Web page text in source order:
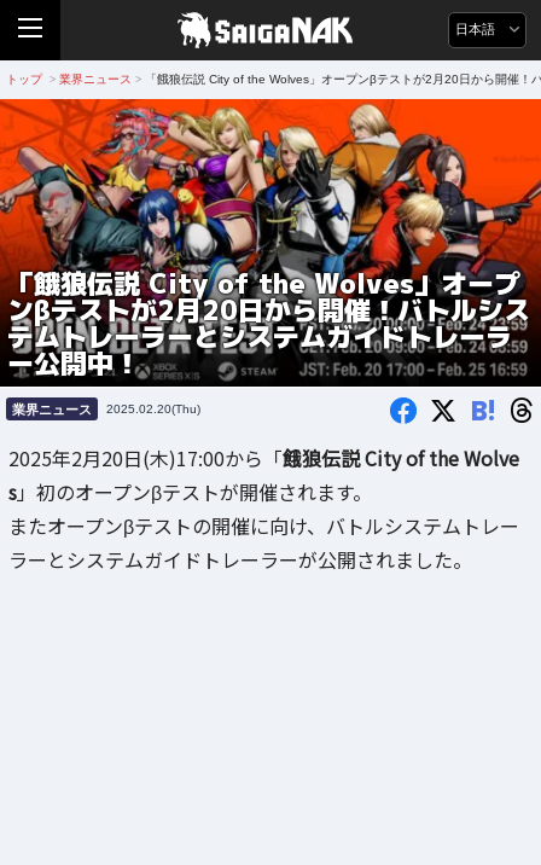
日本語
トップ > 業界ニュース > 「餓狼伝説 City of the Wolves」オープンβテストが2月20日から開催
「餓狼伝説 City of the Wolves」オープ
ンβテストが2月20日から開催！バトルシス
テムトレーラーとシステムガイドトレーラ
ー公開中！
業界ニュース 2025.02.20(Thu) B!
2025年2月20日(木)17:00から「餓狼伝説 City of the Wolve
s」初のオープンβテストが開催されます。
またオープンβテストの開催に向け、バトルシステムトレー
ラーとシステムガイドトレーラーが公開されました。